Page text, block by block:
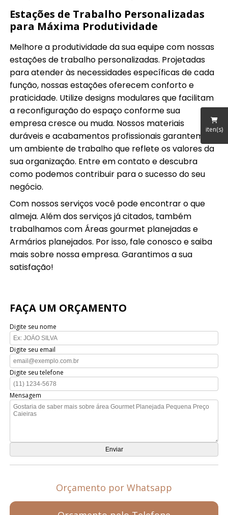
iten(s)
Estações de Trabalho Personalizadas
para Máxima Produtividade
Melhore a produtividade da sua equipe com nossas
estações de trabalho personalizadas. Projetadas
para atender às necessidades específicas de cada
função, nossas estações oferecem conforto e
praticidade. Utilize designs modulares que facilitam
a reconfiguração do espaço conforme sua
empresa cresce ou muda. Nossos materiais
duráveis e acabamentos profissionais garantem
um ambiente de trabalho que reflete os valores da
sua organização. Entre em contato e descubra
como podemos contribuir para o sucesso do seu
negócio.
Com nossos serviços você pode encontrar o que
almeja. Além dos serviços já citados, também
trabalhamos com Áreas gourmet planejadas e
Armários planejados. Por isso, fale conosco e saiba
mais sobre nossa empresa. Garantimos a sua
satisfação!
FAÇA UM ORÇAMENTO
Digite seu nome
Digite seu email
Digite seu telefone
Mensagem
Orçamento por Whatsapp